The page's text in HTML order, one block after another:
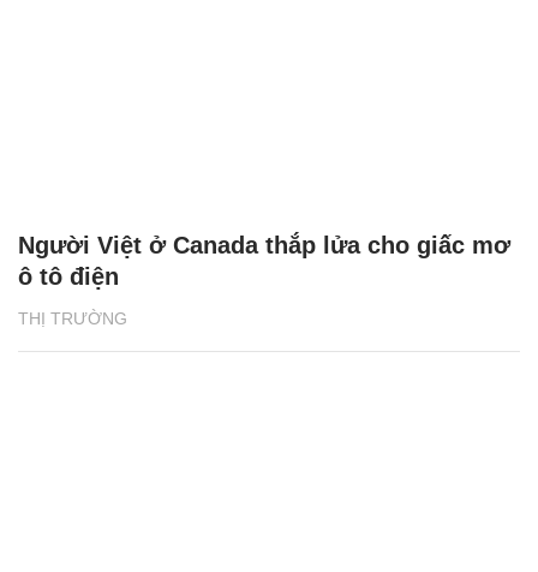
THỊ TRƯỜNG
Người Việt ở Canada thắp lửa cho giấc mơ
ô tô điện